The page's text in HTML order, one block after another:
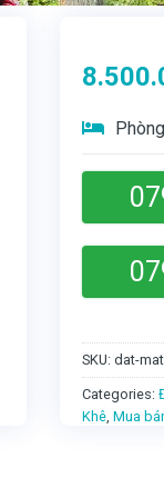
SKU: dat-
Categories:
Khê, Mua